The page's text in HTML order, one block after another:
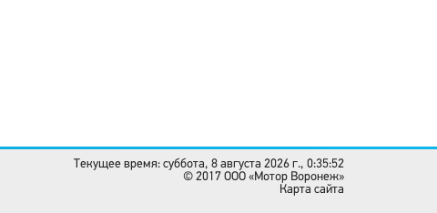
Текущее время: суббота, 8 августа 2026 г., 0:35:52
© 2017 OOO «Мотор Воронеж»
Карта сайта